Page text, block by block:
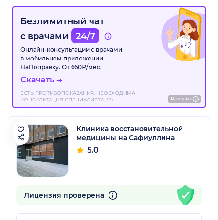
Безлимитный чат
с врачами
24/7
Онлайн-консультации с врачами
в мобильном приложении
НаПоправку. От 660₽/мес.
Скачать
ЕСТЬ ПРОТИВОПОКАЗАНИЯ. НЕОБХОДИМА
КОНСУЛЬТАЦИЯ СПЕЦИАЛИСТА. 18+
Реклама
Клиника восстановительной
медицины на Сафиуллина
5.0
Лицензия проверена